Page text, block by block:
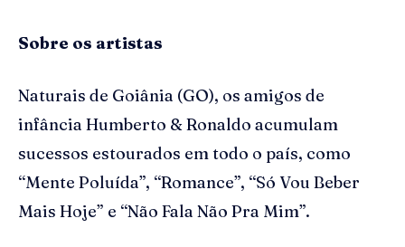
Sobre os artistas
Naturais de Goiânia (GO), os amigos de
infância Humberto & Ronaldo acumulam
sucessos estourados em todo o país, como
“Mente Poluída”, “Romance”, “Só Vou Beber
Mais Hoje” e “Não Fala Não Pra Mim”.